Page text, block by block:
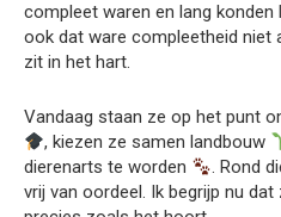
compleet waren en lang konden
ook dat ware compleetheid
zit in het hart.
Vandaag staan ze op het punt
, kiezen ze samen landbouw
dierenarts te worden
. Rond
vrij van oordeel. Ik begrijp nu dat